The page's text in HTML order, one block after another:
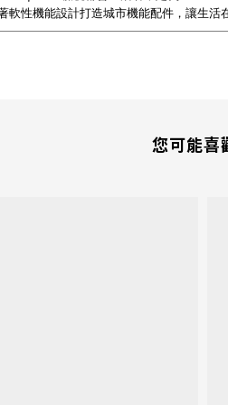
軟性機能設計打造城市機能配件，讓生活
您可能喜